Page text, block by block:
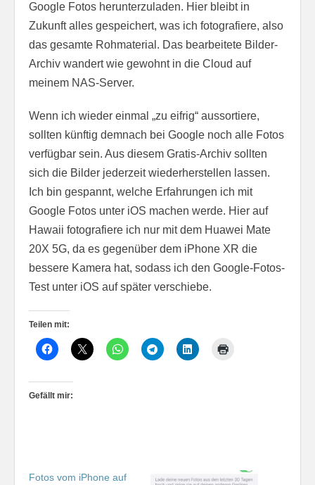
Google Fotos herunterzuladen. Hier bleibt in
Zukunft alles gespeichert, was ich fotografiere, also
das gesamte Rohmaterial. Das bearbeitete Bilder-
Archiv wandert wie gewohnt in die Cloud auf
meinem NAS-Server.
Wenn ich wieder einmal „zu eifrig“ aussortiere,
sollten künftig demnach bei Google noch alle Fotos
verfügbar sein. Aus diesem Gratis-Archiv sollten
sich die Bilder jederzeit wiederherstellen lassen.
Ich bin gespannt, welche Erfahrungen ich mit
Google Fotos unter iOS machen werde. Hier auf
Hawaii fotografiere ich nur mit dem Huawei Mate
20X 5G, da es gegenüber dem iPhone XR die
bessere Kamera hat, sodass ich den Google-Fotos-
Test unter iOS auf später verschiebe.
Teilen mit:
Gefällt mir:
Fotos vom iPhone auf